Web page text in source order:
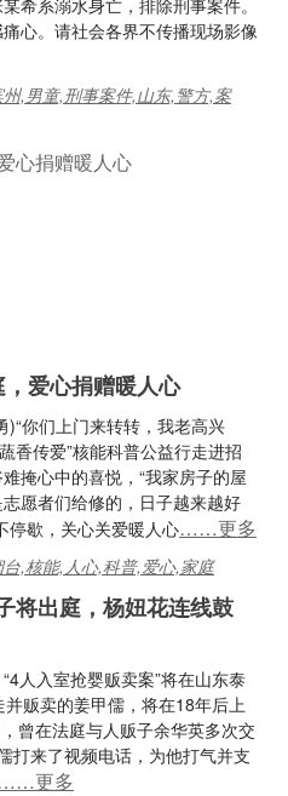
希系溺水身亡，排除刑事案件。
心。请社会各界不传播现场影像
州,男童,刑事案件,山东,警方,案
爱心捐赠暖人心
你们上门来转转，我老高兴
香传爱”核能科普公益行走进招
掩心中的喜悦，“我家房子的屋
愿者们给修的，日子越来越好
停歇，关心关爱暖人心……更多
台,核能,人心,科普,爱心,家庭
将出庭，杨妞花连线鼓
人入室抢婴贩卖案”将在山东泰
贩卖的姜甲儒，将在18年后上
曾在法庭与人贩子余华英多次交
打来了视频电话，为他打气并支
更多